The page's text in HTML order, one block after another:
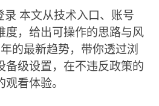
本文从技术入口、账号
度，给出可操作的思路与风
的最新趋势，带你透过浏
备级设置，在不违反政策的
看体验。